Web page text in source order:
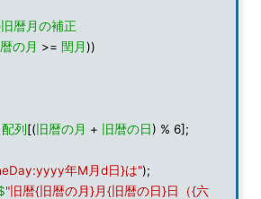
暦月の補正
暦の月 >= 閏月 ))
列 [( 旧暦の月 + 旧暦の日) % 6];
年M月d日}は");
"旧暦{旧暦の月}月{旧暦の日}日（{六